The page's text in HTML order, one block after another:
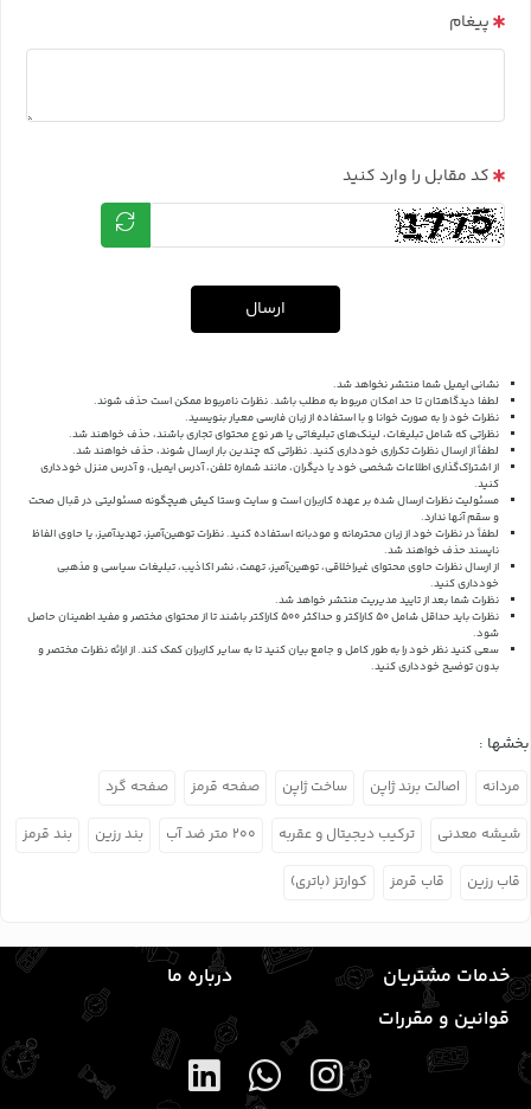
پیغام
کد مقابل را وارد کنید
ارسال
نشانی ایمیل شما منتشر نخواهد شد.
لطفا دیدگاهتان تا حد امکان مربوط به مطلب باشد. نظرات نامربوط ممکن است حذف شوند.
نظرات خود را به صورت خوانا و با استفاده از زبان فارسی معیار بنویسید.
نظراتی که شامل تبلیغات، لینک‌های تبلیغاتی یا هر نوع محتوای تجاری باشند، حذف خواهند شد.
لطفاً از ارسال نظرات تکراری خودداری کنید. نظراتی که چندین بار ارسال شوند، حذف خواهند شد.
از اشتراک‌گذاری اطلاعات شخصی خود یا دیگران، مانند شماره تلفن، آدرس ایمیل، و آدرس منزل خودداری
کنید.
مسئولیت نظرات ارسال شده بر عهده کاربران است و سایت وستا کیش هیچگونه مسئولیتی در قبال صحت
و سقم آنها ندارد.
لطفاً در نظرات خود از زبان محترمانه و مودبانه استفاده کنید. نظرات توهین‌آمیز، تهدیدآمیز، یا حاوی الفاظ
ناپسند حذف خواهند شد.
از ارسال نظرات حاوی محتوای غیراخلاقی، توهین‌آمیز، تهمت، نشر اکاذیب، تبلیغات سیاسی و مذهبی
خودداری کنید.
نظرات شما بعد از تایید مدیریت منتشر خواهد شد.
نظرات باید حداقل شامل 50 کاراکتر و حداکثر 500 کاراکتر باشند تا از محتوای مختصر و مفید اطمینان حاصل
شود.
سعی کنید نظر خود را به طور کامل و جامع بیان کنید تا به سایر کاربران کمک کند.از ارائه نظرات مختصر و
بدون توضیح خودداری کنید.
بخشها :
مردانه اصالت برند ژاپن ساخت ژاپن صفحه قرمز صفحه گرد
شیشه معدنی ترکیب دیجیتال و عقربه ۲۰۰ متر ضد آب بند رزین بند قرمز
قاب رزین قاب قرمز کوارتز (باتری)
خدمات مشتریان
درباره ما
قوانین و مقررات